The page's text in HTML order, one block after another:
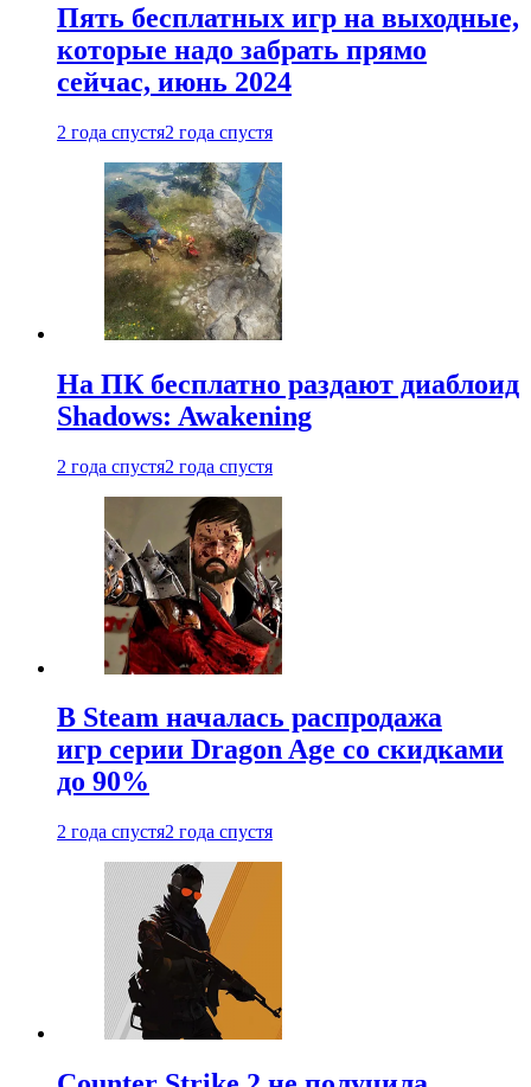
Пять бесплатных игр на выходные,
которые надо забрать прямо
сейчас, июнь 2024
2 года спустя2 года спустя
На ПК бесплатно раздают диаблоид
Shadows: Awakening
2 года спустя2 года спустя
В Steam началась распродажа
игр серии Dragon Age со скидками
до 90%
2 года спустя2 года спустя